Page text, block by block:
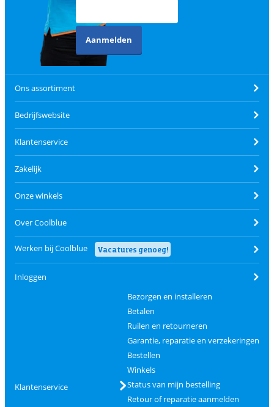
Aanmelden
Ons assortiment
Bedrijfswebsite
Klantenservice
Zakelijk
Onze winkels
Over Coolblue
Werken bij Coolblue Vacatures genoeg!
Inloggen
Klantenservice
Bezorgen en installeren
Betalen
Ruilen en retourneren
Garantie, reparatie en verzekeringen
Bestellen
Winkels
Status van mijn bestelling
Retour of reparatie aanmelden